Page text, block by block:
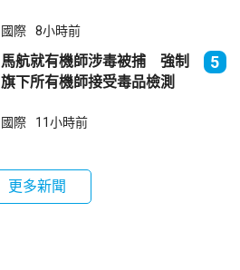
國際 8小時前
馬航就有機師涉毒被捕 強制
旗下所有機師接受毒品檢測
5
國際 11小時前
更多新聞